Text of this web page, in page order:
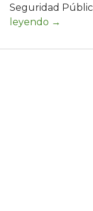
Seguridad